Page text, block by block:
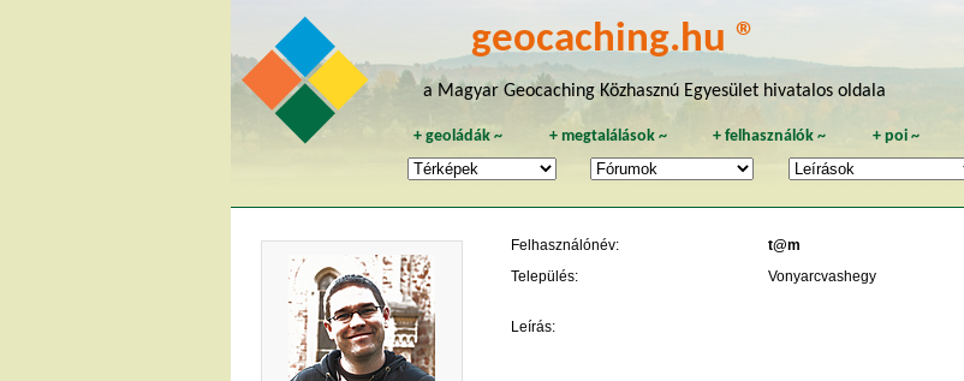
geocaching.hu ®
a Magyar Geocaching Közhasznú Egyesület hivatalos oldala
+geoládák ~ + megtalálások~ +felhasználók ~ + poi~
Felhasználónév:
t@m
Település:
Vonyarcvashegy
Leírás: